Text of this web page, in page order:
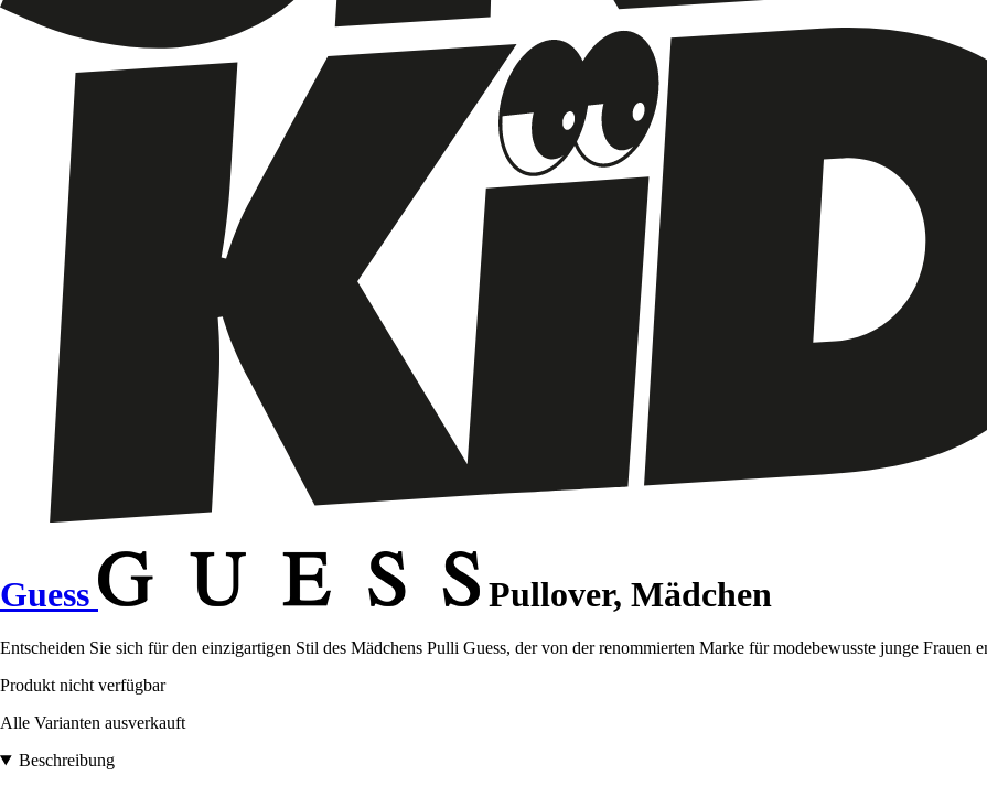
Guess Pullover, Mädchen
Entscheiden Sie sich für den einzigartigen Stil des Mädchens Pulli Guess, der von der renommierten Marke für modebewusste junge Frauen
Produkt nicht verfügbar
Alle Varianten ausverkauft
Beschreibung